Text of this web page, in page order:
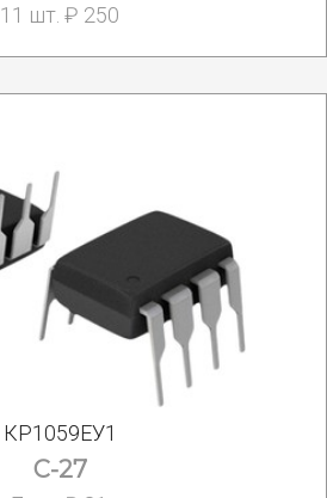
11 шт. ₽ 250
КР1059ЕУ1
С-27